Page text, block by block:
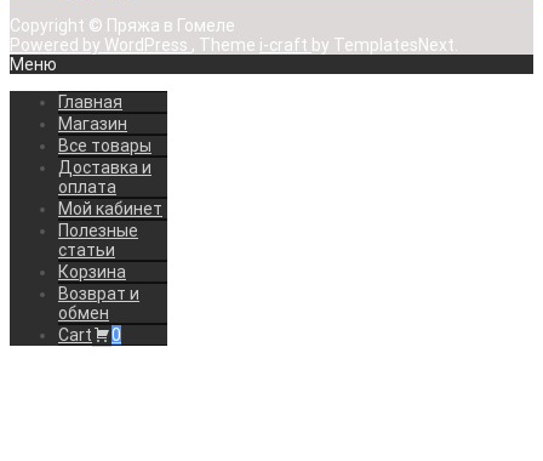
Copyright © Пряжа в Гомеле
Powered by WordPress , Theme i-craft by TemplatesNext.
Меню
Главная
Магазин
Все товары
Доставка и
оплата
Мой кабинет
Полезные
статьи
Корзина
Возврат и
обмен
Cart
0